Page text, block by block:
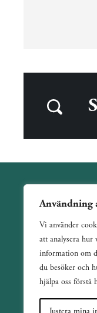
Användning
Vi använder
att analysera hur
information om
du besöker och
hjälpa oss förstå
Wahlström &
verksamt sedan
med ett tydligt